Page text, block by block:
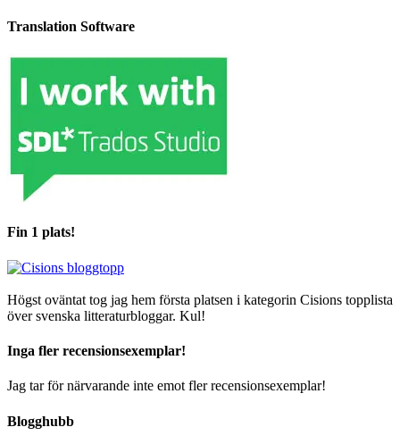
Translation Software
Fin 1 plats!
Högst oväntat tog jag hem första platsen i kategorin Cisions topplista
över svenska litteraturbloggar. Kul!
Inga fler recensionsexemplar!
Jag tar för närvarande inte emot fler recensionsexemplar!
Blogghubb